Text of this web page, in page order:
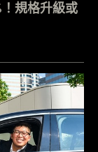
規格升級或